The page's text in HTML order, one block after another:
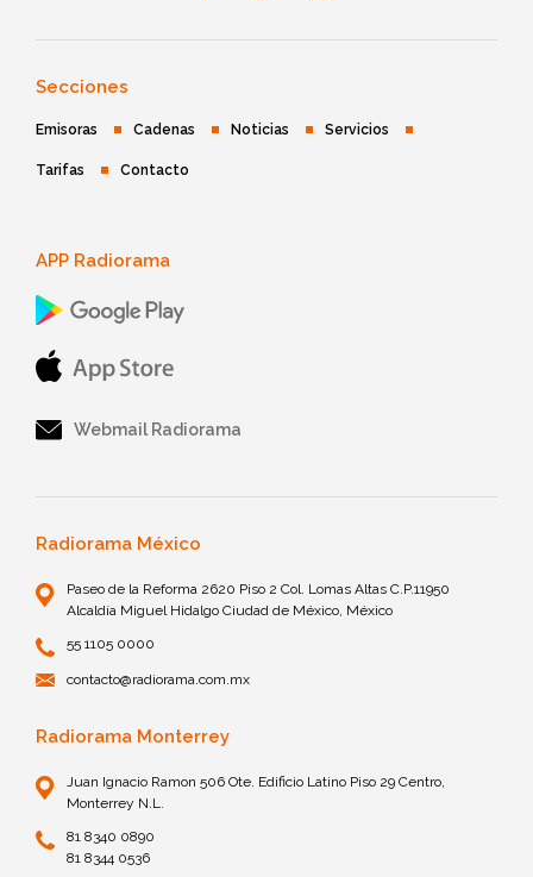
Secciones
Emisoras Cadenas Noticias Servicios
Tarifas Contacto
APP Radiorama
Webmail Radiorama
Radiorama México
Paseo de la Reforma 2620 Piso 2 Col. Lomas Altas C.P.11950
Alcaldía Miguel Hidalgo Ciudad de México, México
55 1105 0000
contacto@radiorama.com.mx
Radiorama Monterrey
Juan Ignacio Ramon 506 Ote. Edificio Latino Piso 29 Centro,
Monterrey N.L.
81 8340 0890
81 8344 0536